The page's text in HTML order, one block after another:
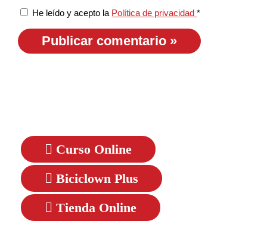
He leído y acepto la Política de privacidad*
Curso Online
Biciclown Plus
Tienda Online